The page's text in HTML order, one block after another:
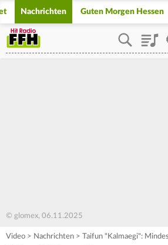
Nachrichten Guten Morgen Hessen
© glomex, 06.11.2025
Video > Nachrichten > Taifun "Kalmaegi":